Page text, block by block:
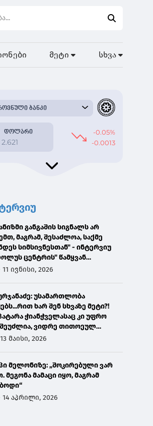
მეტი სხვა
განგაშის სიგნალს არ
მაგრამ, შესაძლოა, საქმე
სიმსივნესთან" - ინტერვიუ
ცენტრის" წამყვან
11 ივნისი, 2026
უსამართლობა
ხარ შენ სხვაზე მეტი?!
ჭიანჭველასაც კი უფრო
ვიდრე თითოეულ
მაისი, 2026
მელონიზე: „შოკირებული ვარ
მეგონა მამაცი იყო, მაგრამ
14 აპრილი, 2026